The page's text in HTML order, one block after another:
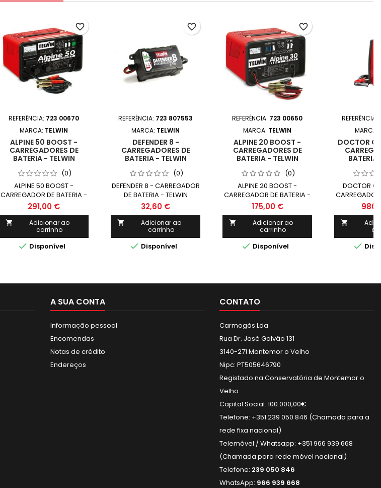
REFERÊNCIA: 723 00670
MARCA: TELWIN
ALPINE 50 BOOST -
CARREGADORES DE
BATERIA - TELWIN
(0)
ALPINE 50 BOOST -
CARREGADOR DE BATERIA -
TELWIN
291,00 €

Adicionar ao
carrinho
 Disponível
favorite_border
REFERÊNCIA: 723 807553
MARCA: TELWIN
DEFENDER 8 -
CARREGADORES DE
BATERIA - TELWIN
(0)
DEFENDER 8 - CARREGADOR
DE BATERIA - TELWIN
32,60 €

Adicionar ao
carrinho
 Disponível
favorite_border
REFERÊNCIA: 723 00650
MARCA: TELWIN
ALPINE 20 BOOST -
CARREGADORES DE
BATERIA - TELWIN
(0)
ALPINE 20 BOOST -
CARREGADOR DE BATERIA -
TELWIN
175,00 €

Adicionar ao
carrinho
 Disponível
favorite_border
REFERÊNCIA:
MARCA:
DOCTOR
BATERIA
DOCTOR


A SUA CONTA
Informação pessoal
Encomendas
Notas de crédito
Endereços
CONTATO
Carmogás Lda
Rua Dr. José Galvão 131
3140-271 Montemor o Velho
Nipc: PT505646790
Registado na Conservatória de Montemor o
Velho
Capital Social: 100.000,00€
Telefone: +351 239 050 846 (Chamada para a
rede fixa nacional)
Telemóvel / Whatsapp: +351 966 939 668
(Chamada para rede móvel nacional)
Telefone: 239 050 846
WhatsApp: 966 939 668